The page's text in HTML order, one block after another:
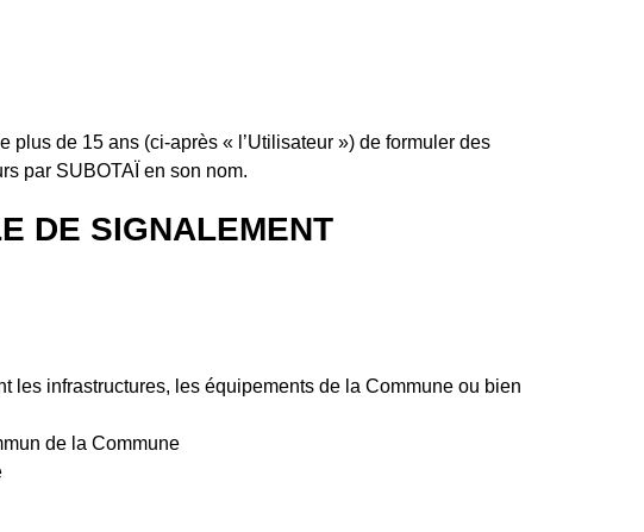
de 15 ans (ci-après « l’Utilisateur ») de formuler des
par SUBOTAÏ en son nom.
DE SIGNALEMENT
infrastructures, les équipements de la Commune ou bien
de la Commune